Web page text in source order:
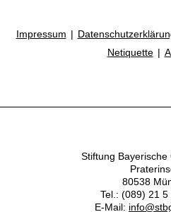
Impressum
Netiquette
Stiftung Bayerische
80538
Tel.: (089) 21
E-Mail: